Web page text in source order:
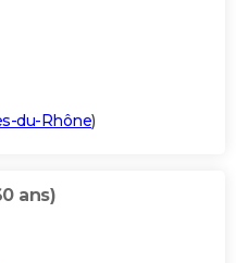
du-Rhône)
ans)